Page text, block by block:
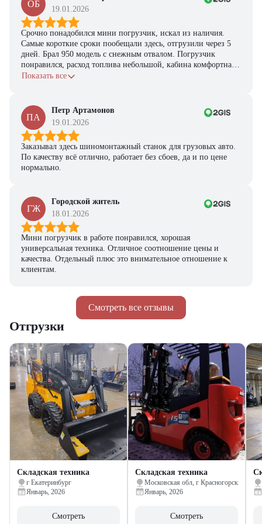
Смотреть все отзывы
ОБ
19.01.2026
Срочно понадобился мини погрузчик, искал из наличия.
Самые короткие сроки пообещали здесь, отгрузили через 5
дней. Брал 950 модель с снежным отвалом. Погрузчик
понравился, расход топлива небольшой, кабина комфортная,
с задачами справляется.
Показать все
ПА
Петр Артамонов
19.01.2026
Заказывал здесь шиномонтажный станок для грузовых авто.
По качеству всё отлично, работает без сбоев, да и по цене
нормально.
ГЖ
Городской житель
18.01.2026
Мини погрузчик в работе понравился, хорошая
универсальная техника. Отличное соотношение цены и
качества. Отдельный плюс это внимательное отношение к
клиентам.
Отгрузки
Складская техника
г Екатеринбург
Январь, 2026
Смотреть
Складская техника
Московская обл, г Красногорск
Январь, 2026
Смотреть